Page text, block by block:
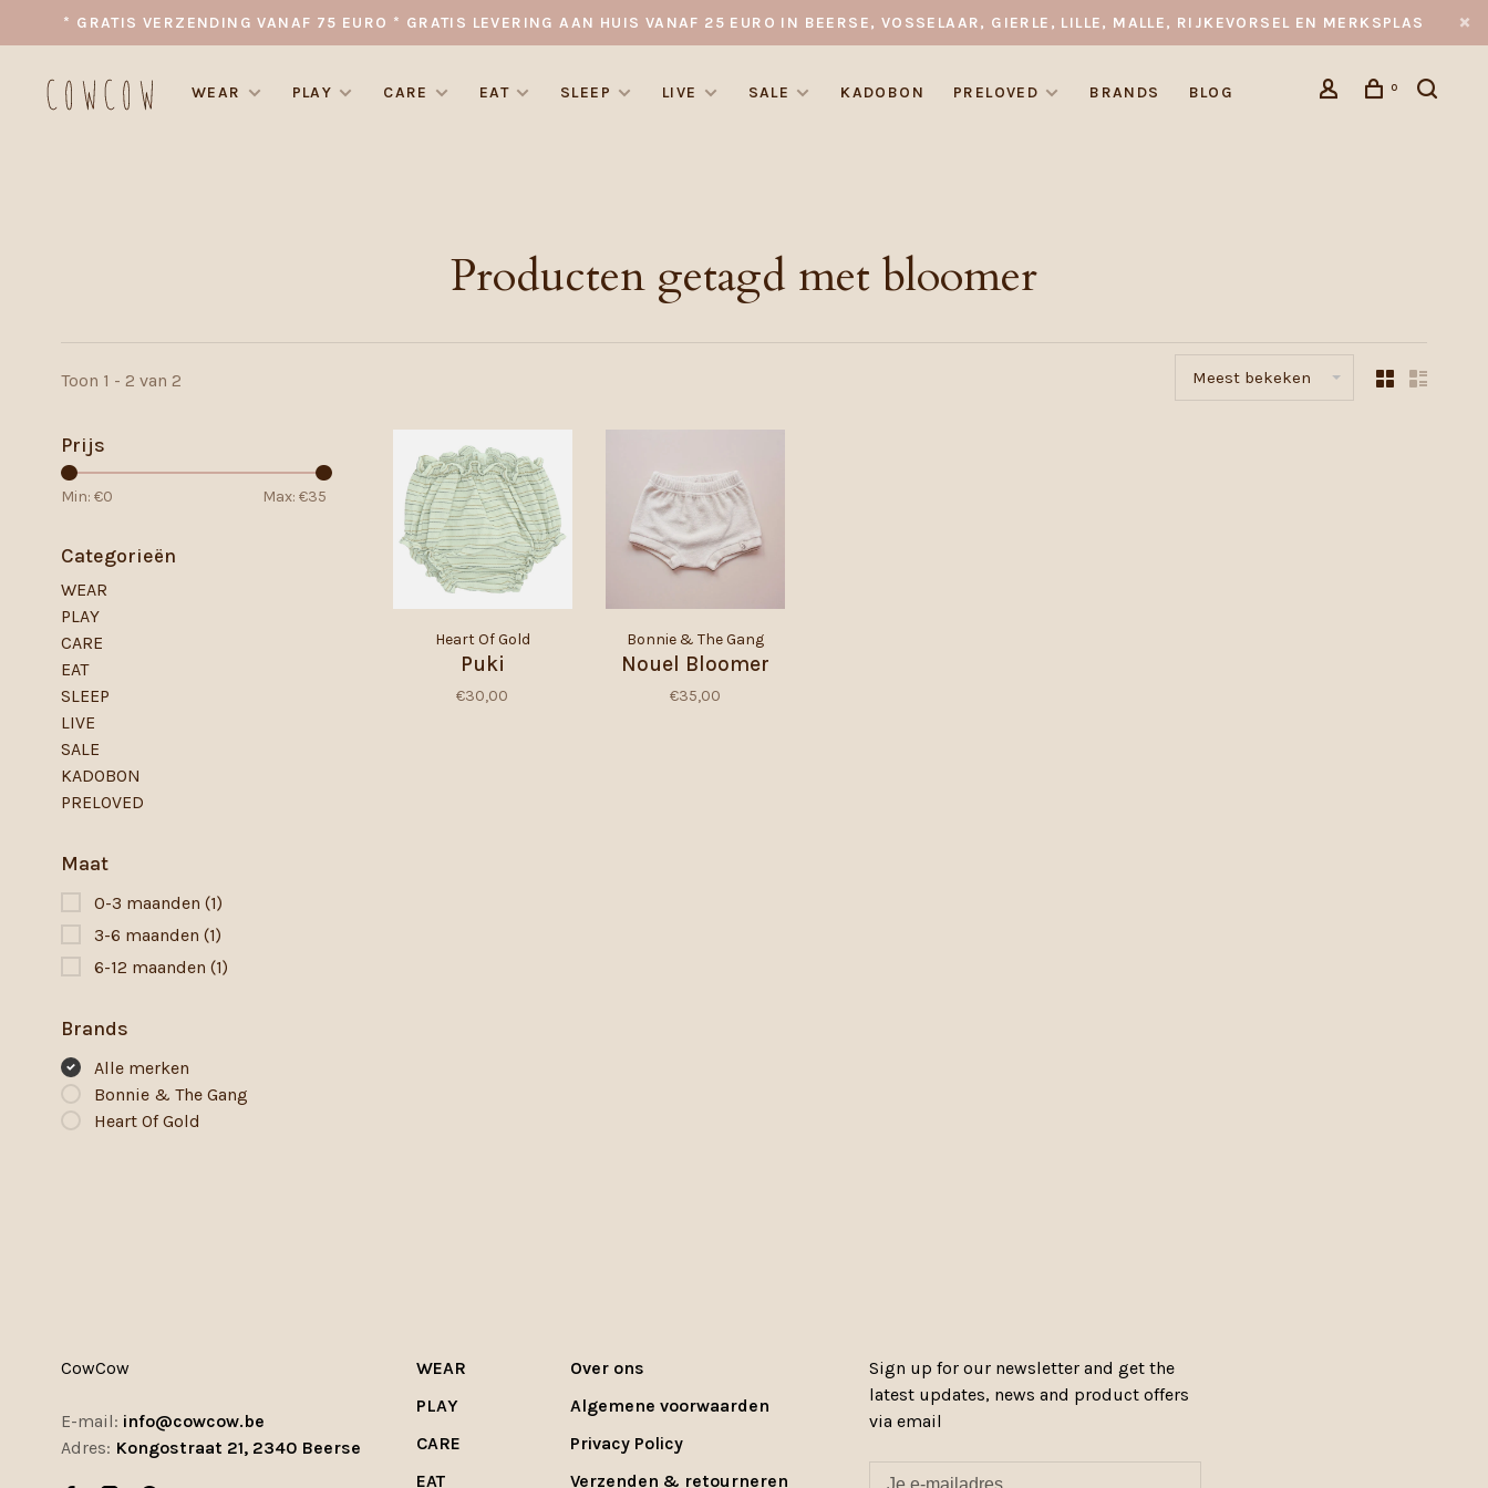
* GRATIS VERZENDING VANAF 75 EURO * GRATIS LEVERING AAN HUIS VANAF 25 EURO IN BEERSE, VOSSELAAR, GIERLE, LILLE, MALLE, RIJKEVORSEL EN MERKSPLAS
WEAR PLAY CARE EAT SLEEP LIVE SALE KADOBON PRELOVED BRANDS BLOG 0
Producten getagd met bloomer
Toon 1 - 2 van 2 Meest bekeken
Prijs
Min: €0 Max: €35
Categorieën
WEAR
PLAY
CARE
EAT
SLEEP
LIVE
SALE
KADOBON
PRELOVED
Maat
0-3 maanden (1)
3-6 maanden (1)
6-12 maanden (1)
Brands
Alle merken
Bonnie & The Gang
Heart Of Gold
Heart Of Gold
Puki
€30,00
Bonnie & The Gang
Nouel Bloomer
€35,00
CowCow
E-mail: info@cowcow.be
Adres: Kongostraat 21, 2340 Beerse
WEAR
PLAY
CARE
EAT
Over ons
Algemene voorwaarden
Privacy Policy
Verzenden & retourneren
Sign up for our newsletter and get the
latest updates, news and product offers
via email